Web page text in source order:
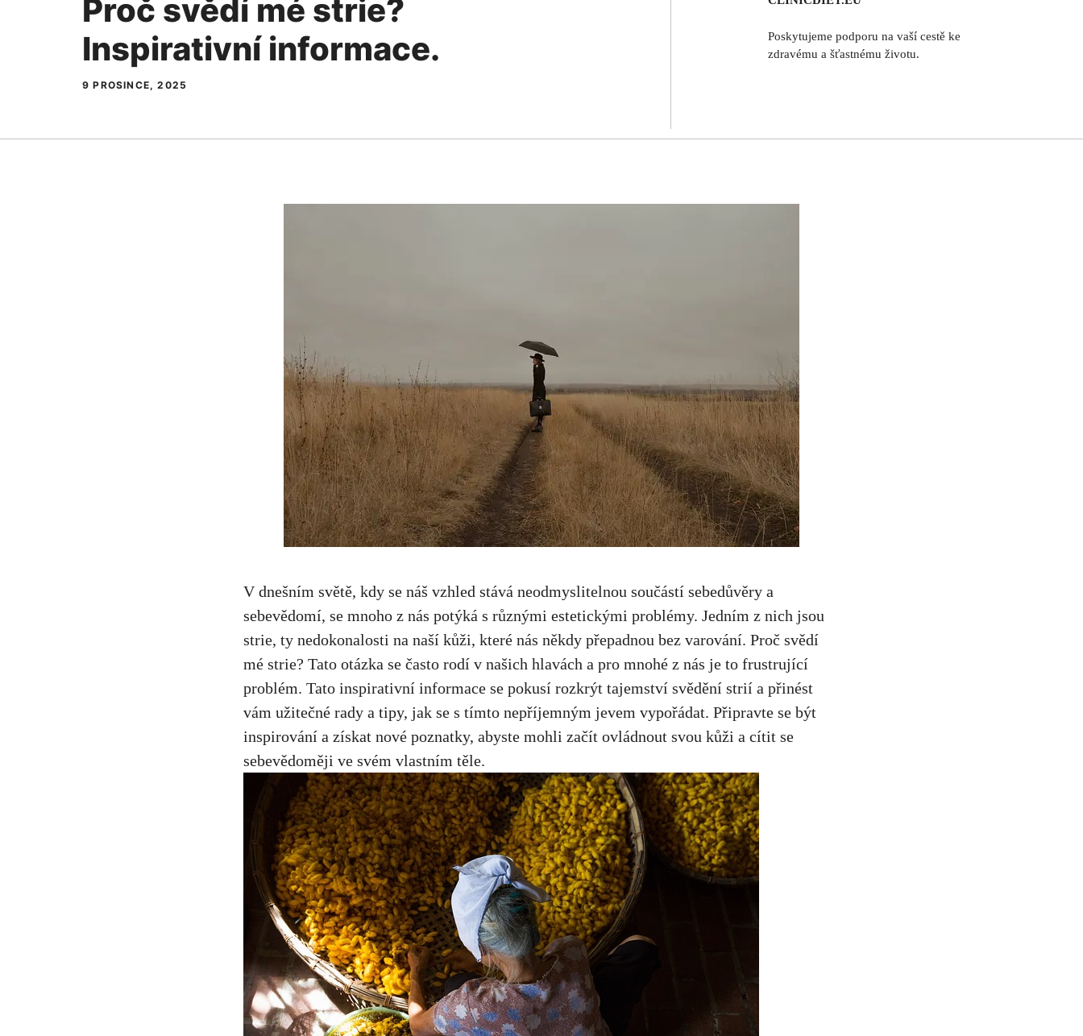
Proč svědí mé strie?
Inspirativní informace.
9 PROSINCE, 2025
Poskytujeme podporu na vaší cestě ke
zdravému a šťastnému životu.
V dnešním světě, kdy se náš vzhled stává neodmyslitelnou součástí sebedůvěry a
sebevědomí, se mnoho z nás potýká s různými estetickými problémy. Jedním z nich jsou
strie, ty nedokonalosti na naší kůži, které nás někdy přepadnou bez varování. Proč svědí
mé strie? Tato otázka se často rodí v našich hlavách a pro mnohé z nás je to frustrující
problém. Tato inspirativní informace se pokusí rozkrýt tajemství svědění strií a přinést
vám užitečné rady a tipy, jak se s tímto nepříjemným jevem vypořádat. Připravte se být
inspirování a získat nové poznatky, abyste mohli začít ovládnout svou kůži a cítit se
sebevědoměji ve svém vlastním těle.